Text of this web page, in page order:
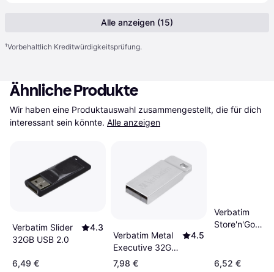
Alle anzeigen (15)
¹Vorbehaltlich Kreditwürdigkeitsprüfung.
Ähnliche Produkte
Wir haben eine Produktauswahl zusammengestellt, die für dich
interessant sein könnte. Alle anzeigen
Verbatim Slider
32GB USB 2.0
4.3
6,49 €
Verbatim Metal
Executive 32GB
USB 2.0
4.5
7,98 €
Verbatim
Store'n'Go
6,52 €